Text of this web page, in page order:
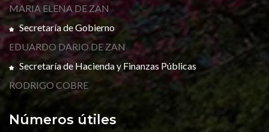
MARIA ELENA DE ZAN
Secretaría de Gobierno
EDUARDO DARIO DE ZAN
Secretaría de Hacienda y Finanzas Públicas
RODRIGO COBRE
Números útiles